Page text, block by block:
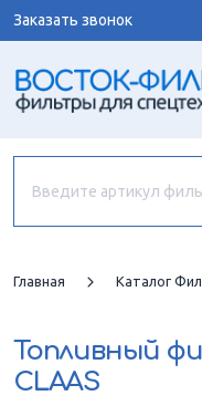
Заказать звонок
Главная Каталог
Топливный
CLAAS